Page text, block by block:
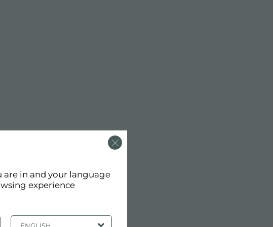
are in and your language
experience